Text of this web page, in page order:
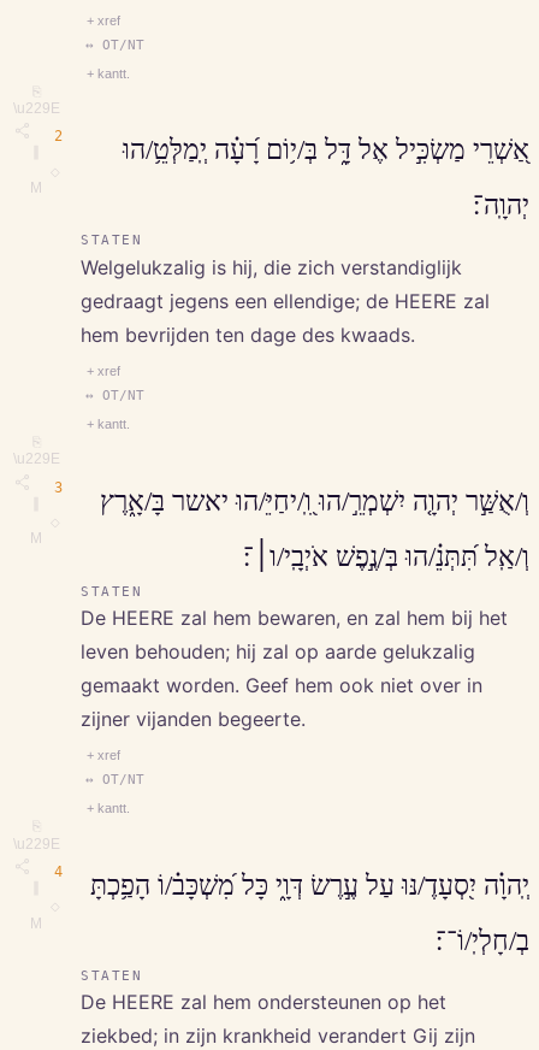
⎘
\u229E
M
+ xref
↔ OT/NT
+ kantt.
2
⎘
\u229E
M
אַ֭שְׁרֵי מַשְׂכִּ֣יל אֶל דָּ֑ל בְּ/י֥וֹם רָ֝עָ֗ה יְֽמַלְּטֵ֥/הוּ
יְהוָֽה־׃
STATEN
Welgelukzalig is hij, die zich verstandiglijk
gedraagt jegens een ellendige; de HEERE zal
hem bevrijden ten dage des kwaads.
+ xref
↔ OT/NT
+ kantt.
3
⎘
\u229E
M
וְ/אֻשַּׁ֣ר יְהוָ֤ה יִשְׁמְרֵ֣/הוּ וִֽ֭/יחַיֵּ/הוּ יאשר בָּ/אָ֑רֶץ
וְ/אַֽל תִּ֝תְּנֵ֗/הוּ בְּ/נֶ֣פֶשׁ אֹיְבָֽי/ו׀־׃
STATEN
De HEERE zal hem bewaren, en zal hem bij het
leven behouden; hij zal op aarde gelukzalig
gemaakt worden. Geef hem ook niet over in
zijner vijanden begeerte.
+ xref
↔ OT/NT
+ kantt.
4
יְֽהוָ֗ה יִ֭סְעָדֶ/נּוּ עַל עֶ֣רֶשׂ דְּוָ֑י כָּל מִ֝שְׁכָּב֗/וֹ הָפַ֥כְתָּ
בְ/חָלְיֽ/וֹ־־׃
STATEN
De HEERE zal hem ondersteunen op het
ziekbed; in zijn krankheid verandert Gij zijn